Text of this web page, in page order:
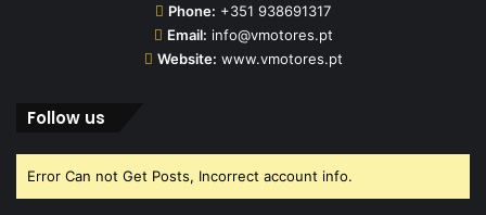
Phone: +351 938691317
Email: info@vmotores.pt
Website: www.vmotores.pt
Follow us
Error Can not Get Posts, Incorrect account info.